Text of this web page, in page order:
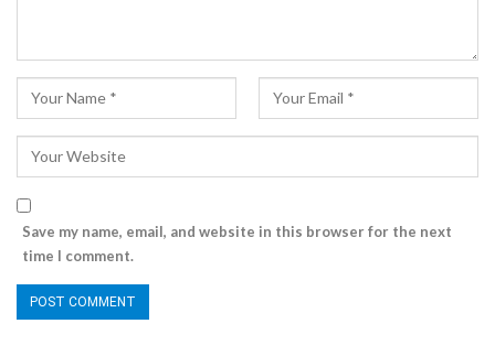
Save my name, email, and website in this browser for the next
time I comment.